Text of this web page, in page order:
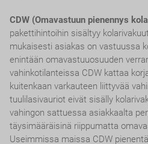
CDW (Omavastuun pienennys
pakettihintoihin sisältyy
mukaisesti asiakas on vastuussa
enintään omavastuuosuuden
vahinkotilanteissa CDW kattaa
kuitenkaan varkauteen liittyvää
tuulilasivauriot eivät sisälly
vahingon sattuessa asiakkaalta
täysimääräisinä riippumatta
Useimmissa maissa CDW